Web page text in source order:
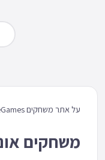
על אתר משחקים WeGames
משחקים